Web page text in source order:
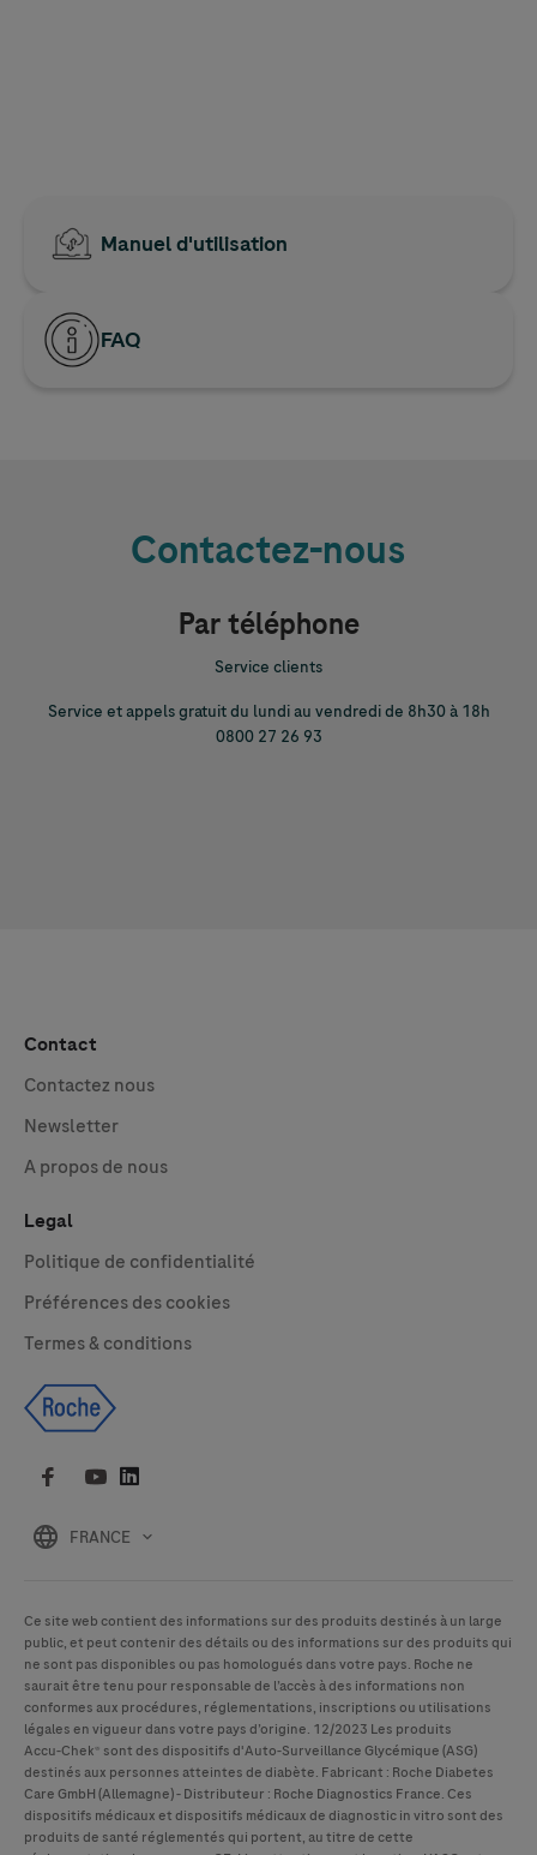
Manuel d'utilisation
FAQ
Contactez-nous
Par téléphone
Service clients
Service et appels gratuit du lundi au vendredi de 8h30 à 18h
0800 27 26 93
FRANCE
Contact
Contactez nous
Newsletter
A propos de nous
Legal
Politique de confidentialité
Préférences des cookies
Termes & conditions
Ce site web contient des informations sur des produits destinés à un large
public, et peut contenir des détails ou des informations sur des produits qui
ne sont pas disponibles ou pas homologués dans votre pays. Roche ne
saurait être tenu pour responsable de l’accès à des informations non
conformes aux procédures, réglementations, inscriptions ou utilisations
légales en vigueur dans votre pays d’origine. 12/2023 Les produits
Accu-Chek® sont des dispositifs d'Auto-Surveillance Glycémique (ASG)
destinés aux personnes atteintes de diabète. Fabricant : Roche Diabetes
Care GmbH (Allemagne) - Distributeur : Roche Diagnostics France. Ces
dispositifs médicaux et dispositifs médicaux de diagnostic in vitro sont des
produits de santé réglementés qui portent, au titre de cette